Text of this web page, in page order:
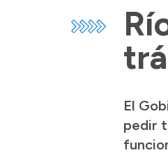
El
pedir